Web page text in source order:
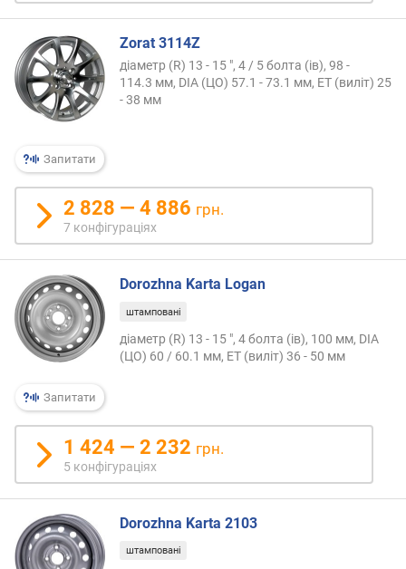
е
в
и
х
а
д
у
к
а
м
и
д
а
т
о
ю
д
о
д
а
Запитати
Zorat 3114Z
діаметр (R) 13 - 15 ", 4 / 5 болта (ів), 98 -
114.3 мм, DIA (ЦО) 57.1 - 73.1 мм, ET (виліт) 25
- 38 мм
2 828 — 4 886 грн.
7 конфігураціях
Запитати
Dorozhna Karta Logan
штамповані
діаметр (R) 13 - 15 ", 4 болта (ів), 100 мм, DIA
(ЦО) 60 / 60.1 мм, ET (виліт) 36 - 50 мм
1 424 — 2 232 грн.
5 конфігураціях
Dorozhna Karta 2103
штамповані